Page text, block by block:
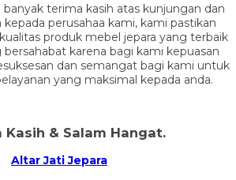
terima kasih atas kunjungan dan
kepada perusahaa kami, kami pastikan
produk mebel jepara yang terbaik
karena bagi kami kepuasan
dan semangat bagi kami untuk
yang maksimal kepada anda.
Kasih & Salam Hangat.
Altar Jati Jepara